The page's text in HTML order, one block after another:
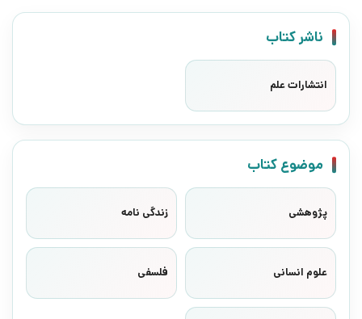
ناشر کتاب
انتشارات علم
موضوع کتاب
پژوهشی زندگی نامه
علوم انسانی فلسفی